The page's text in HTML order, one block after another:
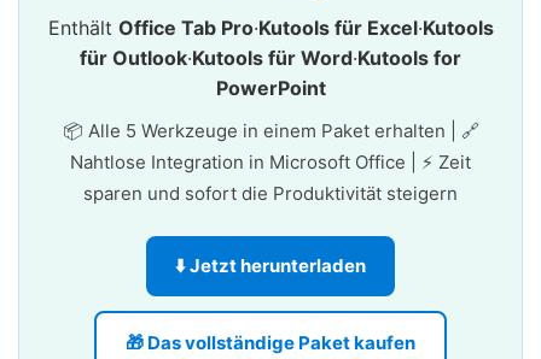
Enthält Office Tab Pro·Kutools für Excel·Kutools
für Outlook·Kutools für Word·Kutools for
PowerPoint
📦 Alle 5 Werkzeuge in einem Paket erhalten | 🔗
Nahtlose Integration in Microsoft Office | ⚡ Zeit
sparen und sofort die Produktivität steigern
⬇️ Jetzt herunterladen
🎁 Das vollständige Paket kaufen